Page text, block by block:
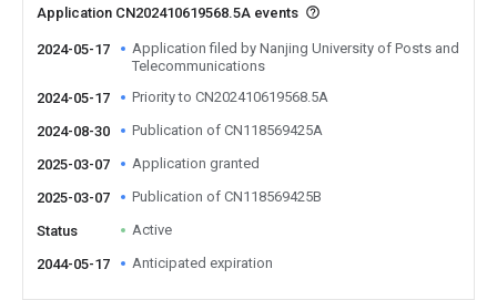
Application CN202410619568.5A events
2024-05-17
Application filed by Nanjing University of Posts and
Telecommunications
2024-05-17
Priority to CN202410619568.5A
2024-08-30 Publication of CN118569425A
2025-03-07 Application granted
2025-03-07 Publication of CN118569425B
Status Active
2044-05-17 Anticipated expiration